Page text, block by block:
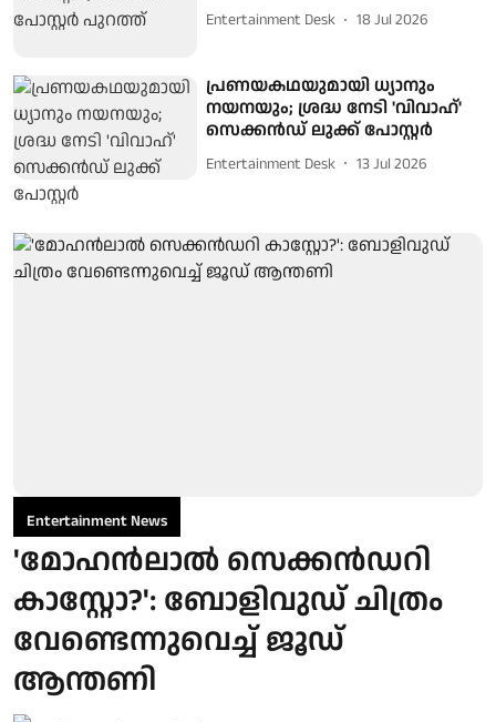
Entertainment Desk 18 Jul 2026
പ്രണയകഥയുമായി ധ്യാനും
നയനയും; ശ്രദ്ധ നേടി 'വിവാഹ്'
സെക്കന്‍ഡ് ലുക്ക് പോസ്റ്റര്‍
Entertainment Desk 13 Jul 2026
Entertainment News
'മോഹൻലാൽ സെക്കൻഡറി
കാസ്റ്റോ?': ബോളിവുഡ് ചിത്രം
വേണ്ടെന്നുവെച്ച് ജൂഡ്
ആന്തണി